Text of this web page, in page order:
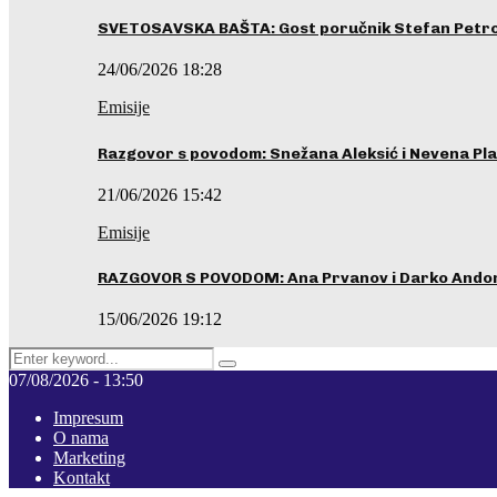
SVETOSAVSKA BAŠTA: Gost poručnik Stefan
24/06/2026 18:28
Emisije
Razgovor s povodom: Snežana Aleksić i Nevena
21/06/2026 15:42
Emisije
RAZGOVOR S POVODOM: Ana Prvanov i Darko
15/06/2026 19:12
Search
for:
Pretraga
07/08/2026 - 13:50
Impresum
O nama
Marketing
Kontakt